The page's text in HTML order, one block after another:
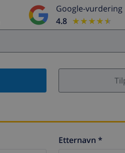
Google-vurdering
4.8
★★★★★
★★★★★
Etternavn *